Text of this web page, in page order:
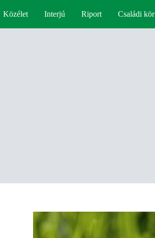
Közélet Interjú Riport Családi kör